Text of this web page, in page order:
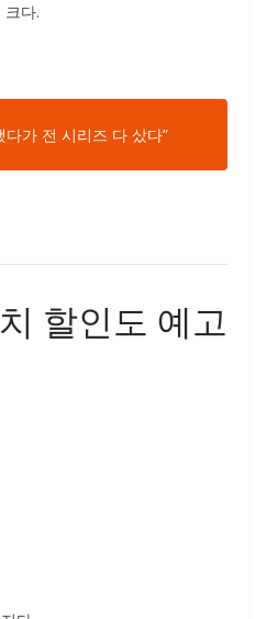
다.
다가 전 시리즈 다 샀다”
할인도 예고